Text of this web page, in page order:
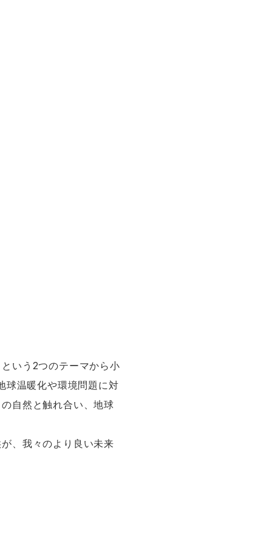
いう2つのテーマから小
球温暖化や環境問題に対
自然と触れ合い、地球
、我々のより良い未来